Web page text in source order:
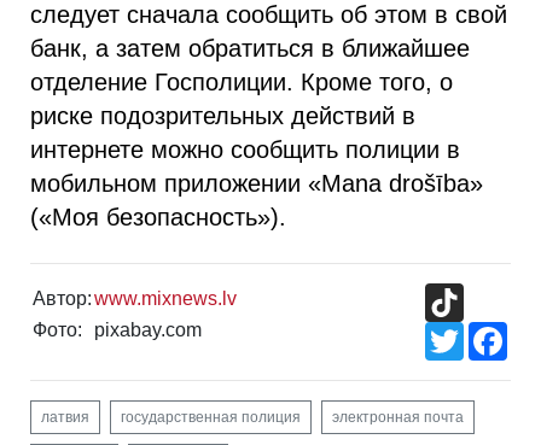
следует сначала сообщить об этом в свой
банк, а затем обратиться в ближайшее
отделение Госполиции. Кроме того, о
риске подозрительных действий в
интернете можно сообщить полиции в
мобильном приложении «Mana drošība»
(«Моя безопасность»).
Автор:www.mixnews.lv
Фото:
pixabay.com
Twitter
латвия государственная полиция электронная почта